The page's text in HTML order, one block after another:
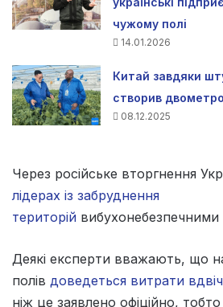
чужому полі
14.01.2026
Китай завдяки
створив
08.12.2025
Через російське вторгнення
лідерах із забруднення
територій
Деякі експерти вважають, що
полів доведеться витрати
ніж це заявлено офіційно,